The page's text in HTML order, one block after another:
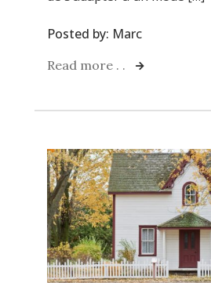
Posted by: Marc
Read more . .